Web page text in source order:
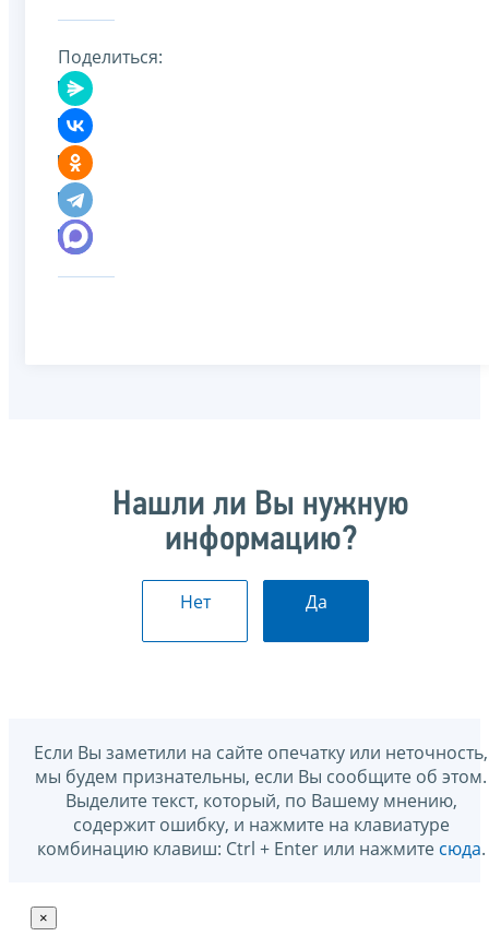
Поделиться:
Нашли ли Вы нужную
информацию?
Нет Да
Если Вы заметили на сайте опечатку или неточность,
мы будем признательны, если Вы сообщите об этом.
Выделите текст, который, по Вашему мнению,
содержит ошибку, и нажмите на клавиатуре
комбинацию клавиш: Ctrl + Enter или нажмите сюда.
×